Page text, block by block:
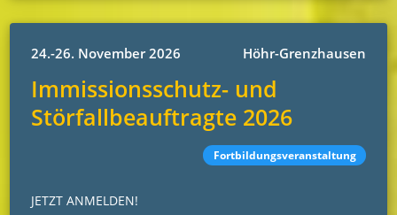
24.-26. November 2026 Höhr-Grenzhausen
Immissionsschutz- und
Störfallbeauftragte 2026
Fortbildungsveranstaltung
JETZT ANMELDEN!